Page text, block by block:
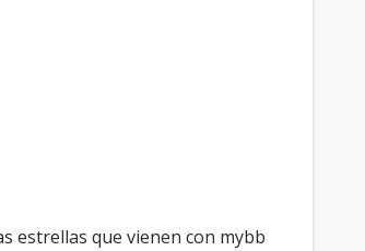
estrellas que vienen con mybb